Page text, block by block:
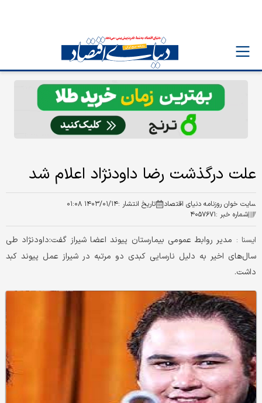
علت درگذشت رضا داودنژاد اعلام شد
سایت خوان روزنامه دنیای اقتصاد تاریخ انتشار :۱۴۰۳/۰۱/۱۴ ۰۱:۰۸
شماره خبر :۴۰۵۷۶۷۱
ایسنا : مدیر روابط عمومی بیمارستان پیوند اعضا شیراز گفت:داودنژاد طی
سال‌های اخیر به دلیل نارسایی کبدی دو مرتبه در شیراز عمل پیوند کبد
داشت.